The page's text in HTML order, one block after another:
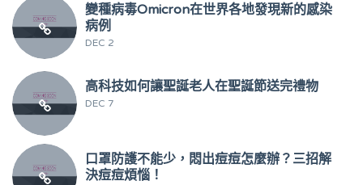
變種病毒Omicron在世界各地發現新的感染
病例
DEC 2
高科技如何讓聖誕老人在聖誕節送完禮物
DEC 7
口罩防護不能少，悶出痘痘怎麼辦？三招解
決痘痘煩惱！